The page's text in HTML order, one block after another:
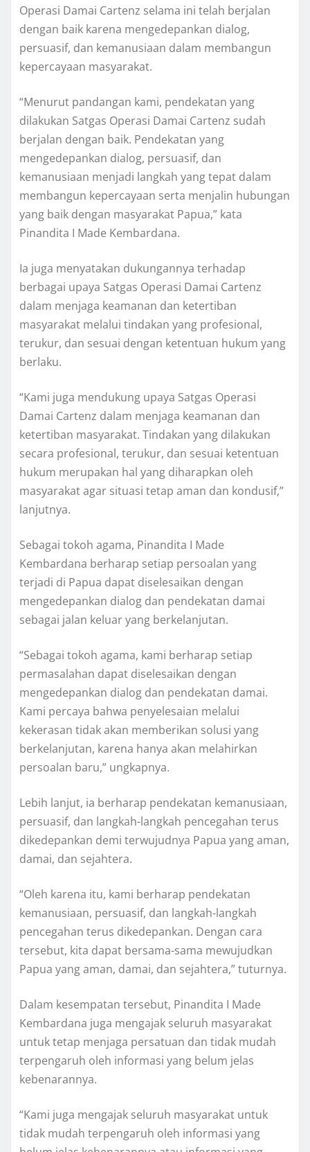
Operasi Damai Cartenz selama ini telah berjalan
dengan baik karena mengedepankan dialog,
persuasif, dan kemanusiaan dalam membangun
kepercayaan masyarakat.
“Menurut pandangan kami, pendekatan yang
dilakukan Satgas Operasi Damai Cartenz sudah
berjalan dengan baik. Pendekatan yang
mengedepankan dialog, persuasif, dan
kemanusiaan menjadi langkah yang tepat dalam
membangun kepercayaan serta menjalin hubungan
yang baik dengan masyarakat Papua,” kata
Pinandita I Made Kembardana.
Ia juga menyatakan dukungannya terhadap
berbagai upaya Satgas Operasi Damai Cartenz
dalam menjaga keamanan dan ketertiban
masyarakat melalui tindakan yang profesional,
terukur, dan sesuai dengan ketentuan hukum yang
berlaku.
“Kami juga mendukung upaya Satgas Operasi
Damai Cartenz dalam menjaga keamanan dan
ketertiban masyarakat. Tindakan yang dilakukan
secara profesional, terukur, dan sesuai ketentuan
hukum merupakan hal yang diharapkan oleh
masyarakat agar situasi tetap aman dan kondusif,”
lanjutnya.
Sebagai tokoh agama, Pinandita I Made
Kembardana berharap setiap persoalan yang
terjadi di Papua dapat diselesaikan dengan
mengedepankan dialog dan pendekatan damai
sebagai jalan keluar yang berkelanjutan.
“Sebagai tokoh agama, kami berharap setiap
permasalahan dapat diselesaikan dengan
mengedepankan dialog dan pendekatan damai.
Kami percaya bahwa penyelesaian melalui
kekerasan tidak akan memberikan solusi yang
berkelanjutan, karena hanya akan melahirkan
persoalan baru,” ungkapnya.
Lebih lanjut, ia berharap pendekatan kemanusiaan,
persuasif, dan langkah-langkah pencegahan terus
dikedepankan demi terwujudnya Papua yang aman,
damai, dan sejahtera.
“Oleh karena itu, kami berharap pendekatan
kemanusiaan, persuasif, dan langkah-langkah
pencegahan terus dikedepankan. Dengan cara
tersebut, kita dapat bersama-sama mewujudkan
Papua yang aman, damai, dan sejahtera,” tuturnya.
Dalam kesempatan tersebut, Pinandita I Made
Kembardana juga mengajak seluruh masyarakat
untuk tetap menjaga persatuan dan tidak mudah
terpengaruh oleh informasi yang belum jelas
kebenarannya.
“Kami juga mengajak seluruh masyarakat untuk
tidak mudah terpengaruh oleh informasi yang